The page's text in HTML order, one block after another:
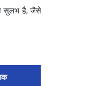
से सुलभ है, जैसे